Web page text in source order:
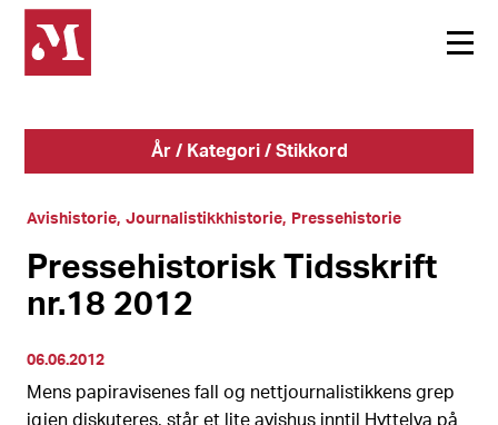
Avishistorie Journalistikkhistorie Pressehistorie
Pressehistorisk Tidsskrift
nr.18 2012
06.06.2012
Mens papiravisenes fall og nettjournalistikkens grep
igjen diskuteres, står et lite avishus inntil Hyttelva på
År / Kategori / Stikkord